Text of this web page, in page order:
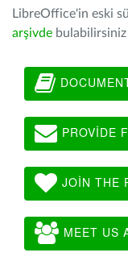
LibreOffice'in eski
arşivde bulabilirsiniz
PROVIDE
JOIN THE
MEET US